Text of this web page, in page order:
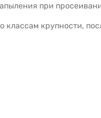
при
крупности,